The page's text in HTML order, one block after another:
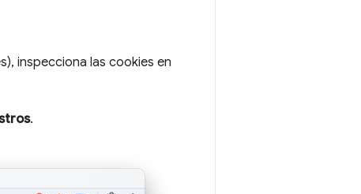
inspecciona las cookies en
.